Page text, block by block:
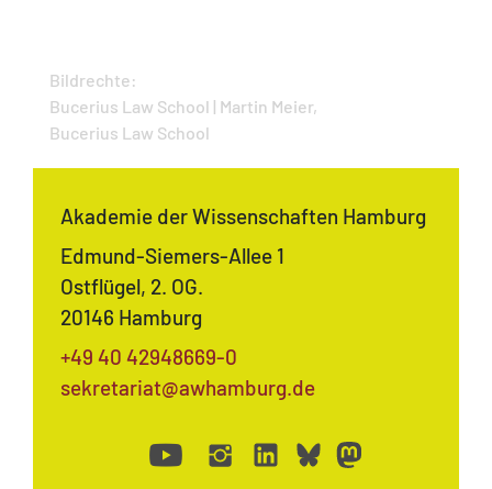
Bildrechte:
Bucerius Law School | Martin Meier,
Bucerius Law School
Akademie der Wissenschaften Hamburg
Edmund-Siemers-Allee 1
Ostflügel, 2. OG.
20146 Hamburg
+49 40 42948669-0
sekretariat@awhamburg.de